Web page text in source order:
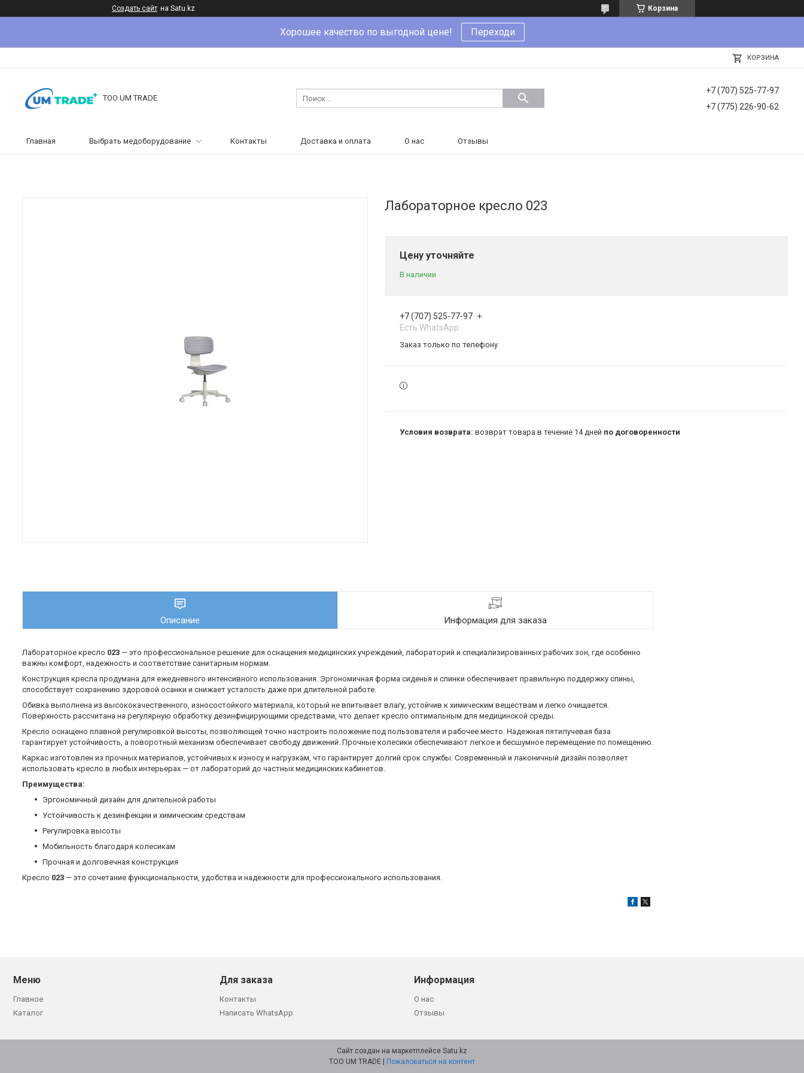
Создать сайт на Satu.kz Корзина
Хорошее качество по выгодной цене! Переходи
КОРЗИНА
ТОО UM TRADE
+7 (707) 525-77-97
+7 (775) 226-90-62
Главная Выбрать медоборудование Контакты Доставка и оплата О нас Отзывы
Лабораторное кресло 023
Цену уточняйте
В наличии
+7 (707) 525-77-97
Есть WhatsApp
Заказ только по телефону
возврат товара в течение 14 дней по договоренности
Описание Информация для заказа
Лабораторное кресло 023 — это профессиональное решение для оснащения медицинских учреждений, лабораторий и специализированных рабочих зон, где особенно
важны комфорт, надежность и соответствие санитарным нормам.
Конструкция кресла продумана для ежедневного интенсивного использования. Эргономичная форма сиденья и спинки обеспечивает правильную поддержку спины,
способствует сохранению здоровой осанки и снижает усталость даже при длительной работе.
Обивка выполнена из высококачественного, износостойкого материала, который не впитывает влагу, устойчив к химическим веществам и легко очищается.
Поверхность рассчитана на регулярную обработку дезинфицирующими средствами, что делает кресло оптимальным для медицинской среды.
Кресло оснащено плавной регулировкой высоты, позволяющей точно настроить положение под пользователя и рабочее место. Надежная пятилучевая база
гарантирует устойчивость, а поворотный механизм обеспечивает свободу движений. Прочные колесики обеспечивают легкое и бесшумное перемещение по помещению.
Каркас изготовлен из прочных материалов, устойчивых к износу и нагрузкам, что гарантирует долгий срок службы. Современный и лаконичный дизайн позволяет
использовать кресло в любых интерьерах — от лабораторий до частных медицинских кабинетов.
Преимущества:
Эргономичный дизайн для длительной работы
Устойчивость к дезинфекции и химическим средствам
Регулировка высоты
Мобильность благодаря колесикам
Прочная и долговечная конструкция
Кресло 023 — это сочетание функциональности, удобства и надежности для профессионального использования.
Меню
Главное
Каталог
Для заказа
Контакты
Написать WhatsApp
Информация
О нас
Отзывы
Сайт создан на маркетплейсе Satu.kz
Пожаловаться на контент